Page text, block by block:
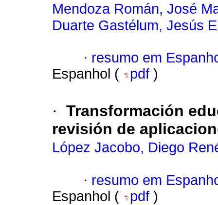
Mendoza Román, José
Duarte Gastélum, Jesús
· resumo em
Espanhol (
pdf )
· Transformación
revisión de
López Jacobo, Diego
· resumo em
Espanhol (
pdf )